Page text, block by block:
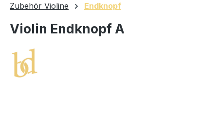
Zubehör Violine Endknopf
Violin Endknopf A